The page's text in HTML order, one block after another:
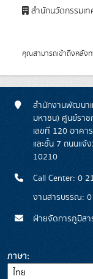
สำนักนวัตกรรมเท
คุณสามารถเข้าถึงคลัง
สำนักงานพัฒนาเ
มหาชน) ศูนย์รา
เลขที่ 120 อาคา
และชั้น 7 ถนนแจ้
10210
Call Center: 0
งานสารบรรณ:
ฝ่ายจัดการภูมิสา
ภาษา